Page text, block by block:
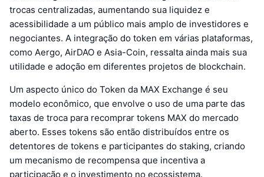
trocas centralizadas, aumentando sua liquidez e
acessibilidade a um público mais amplo de investidores e
negociantes. A integração do token em várias plataformas,
como Aergo, AirDAO e Asia-Coin, ressalta ainda mais sua
utilidade e adoção em diferentes projetos de blockchain.
Um aspecto único do Token da MAX Exchange é seu
modelo econômico, que envolve o uso de uma parte das
taxas de troca para recomprar tokens MAX do mercado
aberto. Esses tokens são então distribuídos entre os
detentores de tokens e participantes do staking, criando
um mecanismo de recompensa que incentiva a
participação e o investimento no ecossistema.